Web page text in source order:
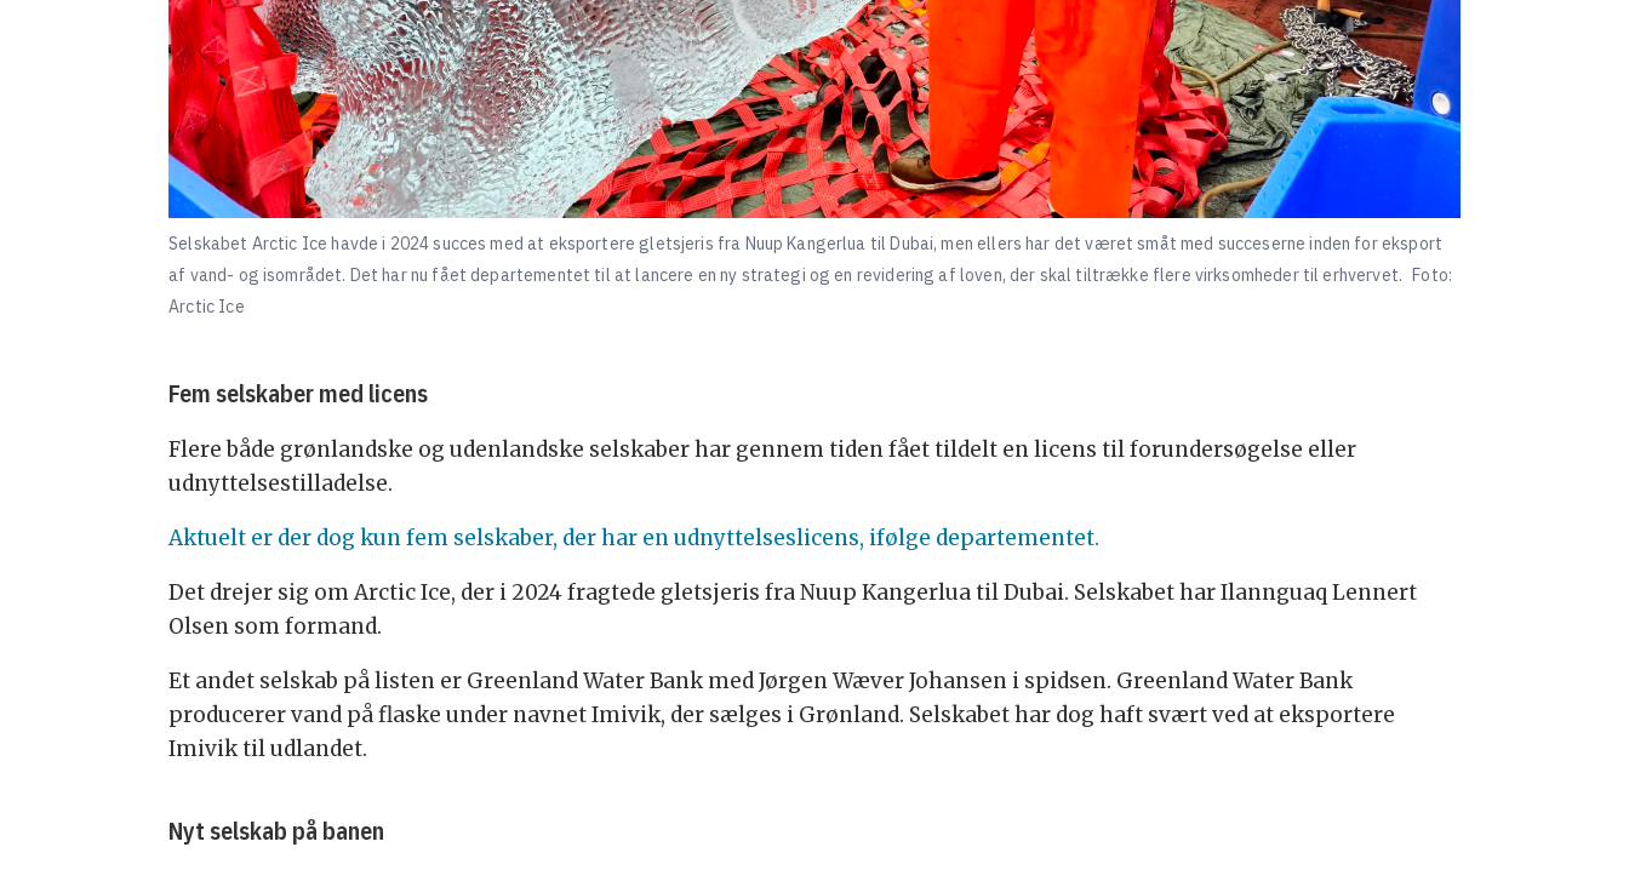
Selskabet Arctic Ice havde i 2024 succes med at eksportere gletsjeris fra Nuup Kangerlua til Dubai, men ellers har det været småt med succeserne inden for eksport
af vand- og isområdet. Det har nu fået departementet til at lancere en ny strategi og en revidering af loven, der skal tiltrække flere virksomheder til erhvervet.
Foto:
Arctic Ice
Fem selskaber med licens
Flere både grønlandske og udenlandske selskaber har gennem tiden fået tildelt en licens til forundersøgelse eller
udnyttelsestilladelse.
Aktuelt er der dog kun fem selskaber, der har en udnyttelseslicens, ifølge departementet.
Det drejer sig om Arctic Ice, der i 2024 fragtede gletsjeris fra Nuup Kangerlua til Dubai. Selskabet har Ilannguaq Lennert
Olsen som formand.
Et andet selskab på listen er Greenland Water Bank med Jørgen Wæver Johansen i spidsen. Greenland Water Bank
producerer vand på flaske under navnet Imivik, der sælges i Grønland. Selskabet har dog haft svært ved at eksportere
Imivik til udlandet.
Nyt selskab på banen